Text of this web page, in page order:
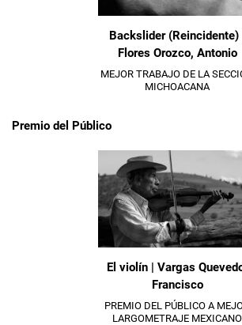
Backslider (Reincidente)
Flores Orozco, Antonio
MEJOR TRABAJO DE LA
MICHOACANA
Premio del Público
El violín | Vargas
Francisco
PREMIO DEL PÚBLICO A
LARGOMETRAJE MEXICANO